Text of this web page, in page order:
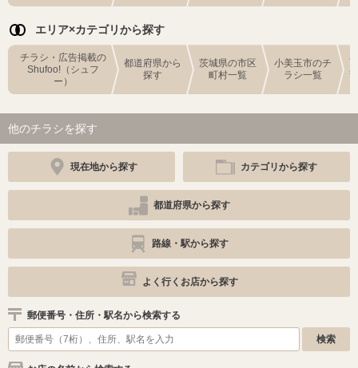
エリア×カテゴリから探す
チラシ・広告掲載の
Shufoo!（シュフ
ー）
都道府県から
探す
茨城県の市区
町村一覧
小美玉市のチ
ラシ一覧
他のチラシを探す
現在地から探す カテゴリから探す
都道府県から探す
路線・駅から探す
よく行くお店から探す
郵便番号・住所・駅名から検索する